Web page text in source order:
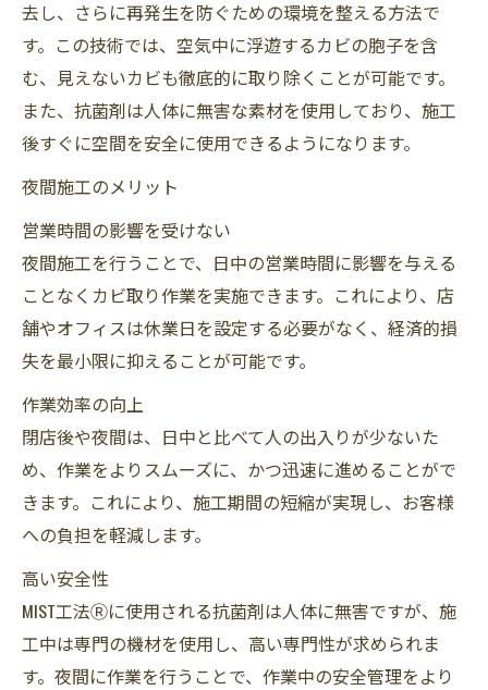
去し、さらに再発生を防ぐための環境を整える方法で
す。この技術では、空気中に浮遊するカビの胞子を含
む、見えないカビも徹底的に取り除くことが可能です。
また、抗菌剤は人体に無害な素材を使用しており、施工
後すぐに空間を安全に使用できるようになります。
夜間施工のメリット
営業時間の影響を受けない
夜間施工を行うことで、日中の営業時間に影響を与える
ことなくカビ取り作業を実施できます。これにより、店
舗やオフィスは休業日を設定する必要がなく、経済的損
失を最小限に抑えることが可能です。
作業効率の向上
閉店後や夜間は、日中と比べて人の出入りが少ないた
め、作業をよりスムーズに、かつ迅速に進めることがで
きます。これにより、施工期間の短縮が実現し、お客様
への負担を軽減します。
高い安全性
MIST工法Ⓡに使用される抗菌剤は人体に無害ですが、施
工中は専門の機材を使用し、高い専門性が求められま
す。夜間に作業を行うことで、作業中の安全管理をより